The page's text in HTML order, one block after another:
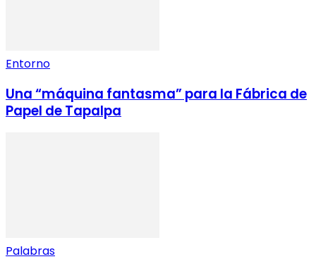
Entorno
Una “máquina fantasma” para la Fábrica de
Papel de Tapalpa
Palabras